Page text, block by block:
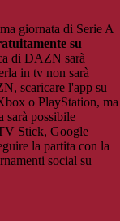
giornata di Serie A
su
di DAZN sarà
in tv non sarà
scaricare l'app su
o PlayStation, ma
sarà possibile
Stick, Google
la partita con la
social su